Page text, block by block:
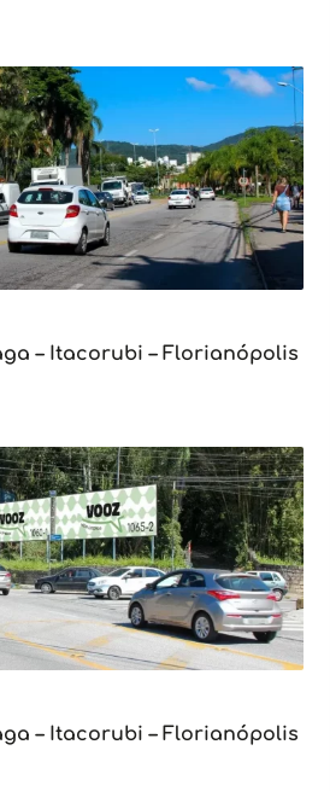
– Itacorubi – Florianópolis
– Itacorubi – Florianópolis